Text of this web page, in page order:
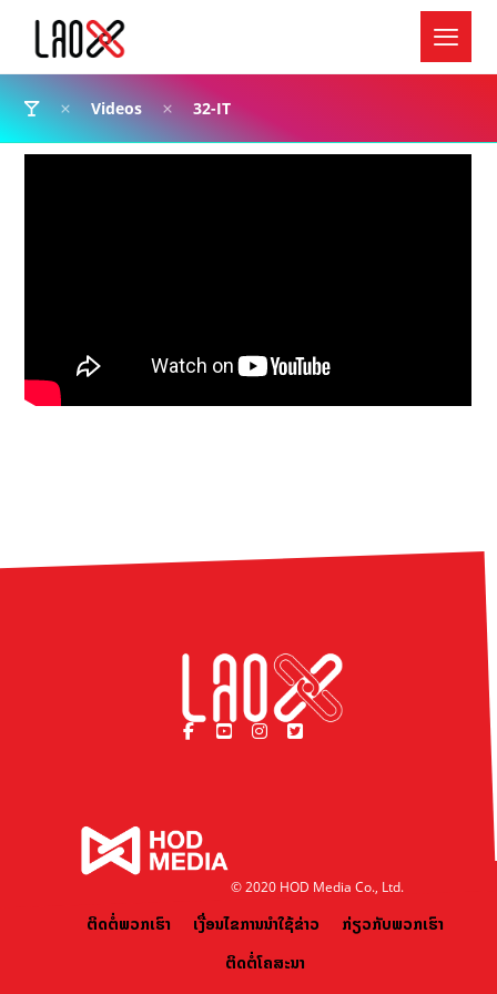
Videos 32-IT
© 2020 HOD Media Co., Ltd.
ຕິດຕໍ່ພວກເຮົາ ເງື່ອນໄຂການນຳໃຊ້ຂ່າວ
ກ່ຽວກັບພວກເຮົາ
ຕິດຕໍ່ໂຄສະນາ